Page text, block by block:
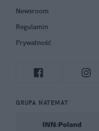
Newsroom
Regulamin
Prywatność
GRUPA NATEMAT